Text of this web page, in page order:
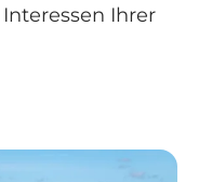
Ihrer